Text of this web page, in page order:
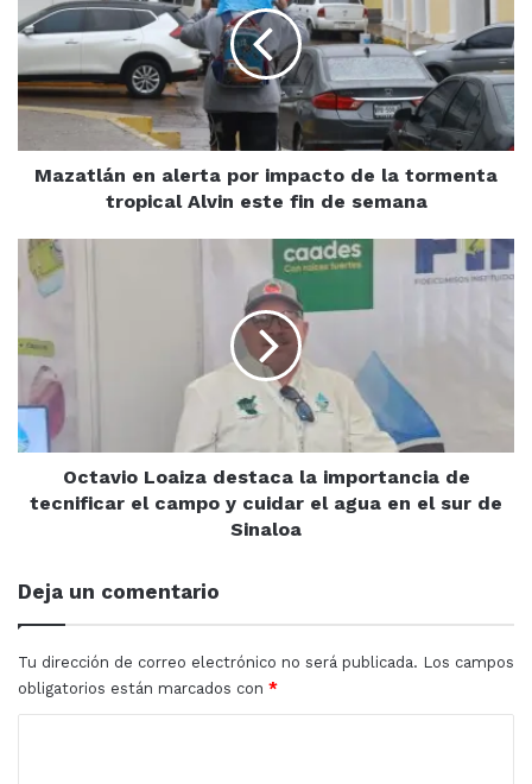
por
impacto
de
la
tormenta
tropical
Alvin
de
semana
Mazatlán en alerta por impacto de la tormenta
tropical Alvin este fin de semana
Octavio
Loaiza
destaca
importancia
de
tecnificar
el
campo
cuidar
el
sur
Octavio Loaiza destaca la importancia de
tecnificar el campo y cuidar el agua en el sur de
Sinaloa
Deja un comentario
Tu dirección de correo electrónico no será publicada. Los campos
obligatorios están marcados con *